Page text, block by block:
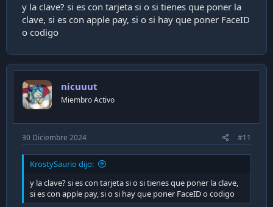
y la clave? si es con tarjeta si o si tienes que poner la
clave, si es con apple pay, si o si hay que poner FaceID
o codigo
nicuuut
Miembro Activo
30 Diciembre 2024 #11
KrostySaurio dijo:
y la clave? si es con tarjeta si o si tienes que poner la clave,
si es con apple pay, si o si hay que poner FaceID o codigo